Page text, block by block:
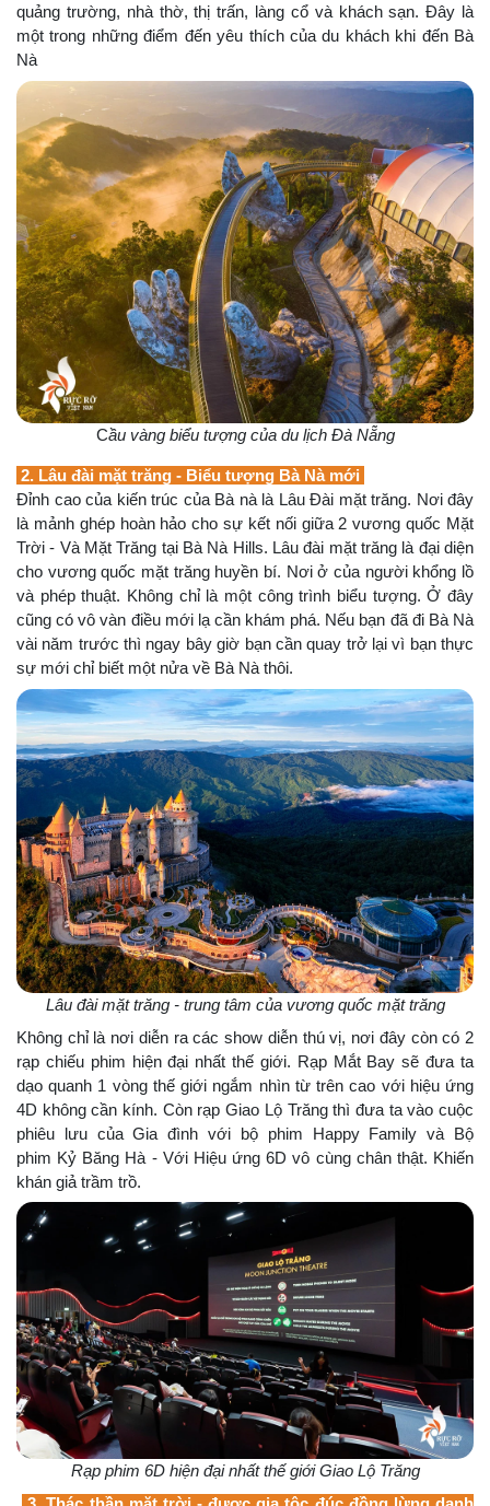
quảng trường, nhà thờ, thị trấn, làng cổ và khách sạn. Đây là
một trong những điểm đến yêu thích của du khách khi đến Bà
Nà
Cầu vàng biểu tượng của du lịch Đà Nẵng
2. Lâu đài mặt trăng - Biểu tượng Bà Nà mới
Đỉnh cao của kiến trúc của Bà nà là Lâu Đài mặt trăng. Nơi đây
là mảnh ghép hoàn hảo cho sự kết nối giữa 2 vương quốc Mặt
Trời - Và Mặt Trăng tại Bà Nà Hills. Lâu đài mặt trăng là đại diện
cho vương quốc mặt trăng huyền bí. Nơi ở của người khổng lồ
và phép thuật. Không chỉ là một công trình biểu tượng. Ở đây
cũng có vô vàn điều mới lạ cần khám phá. Nếu bạn đã đi Bà Nà
vài năm trước thì ngay bây giờ bạn cần quay trở lại vì bạn thực
sự mới chỉ biết một nửa về Bà Nà thôi.
Lâu đài mặt trăng - trung tâm của vương quốc mặt trăng
Không chỉ là nơi diễn ra các show diễn thú vị, nơi đây còn có 2
rạp chiếu phim hiện đại nhất thế giới. Rạp Mắt Bay sẽ đưa ta
dạo quanh 1 vòng thế giới ngắm nhìn từ trên cao với hiệu ứng
4D không cần kính. Còn rạp Giao Lộ Trăng thì đưa ta vào cuộc
phiêu lưu của Gia đình với bộ phim Happy Family và Bộ
phim Kỷ Băng Hà - Với Hiệu ứng 6D vô cùng chân thật. Khiến
khán giả trầm trồ.
Rạp phim 6D hiện đại nhất thế giới Giao Lộ Trăng